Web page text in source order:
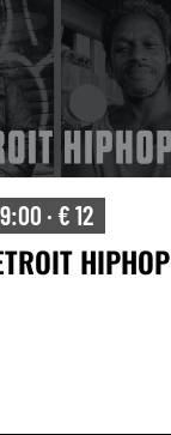
· € 12
HIPHOP